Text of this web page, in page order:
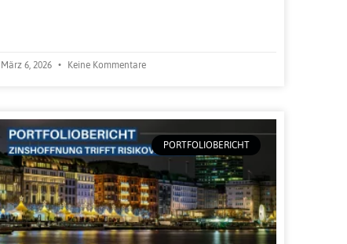
März 6, 2026 Keine Kommentare
PORTFOLIOBERICHT